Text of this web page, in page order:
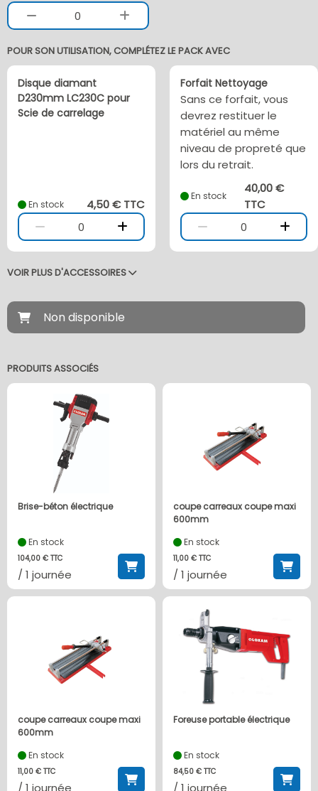
0
POUR SON UTILISATION, COMPLÉTEZ LE PACK AVEC
Disque diamant
D230mm LC230C pour
Scie de carrelage
En stock
4,50 € TTC
0
Forfait Nettoyage
Sans ce forfait, vous
devrez restituer le
matériel au même
niveau de propreté que
lors du retrait.
En stock
40,00 €
TTC
0
VOIR PLUS D'ACCESSOIRES
Non disponible
PRODUITS ASSOCIÉS
Brise-béton électrique
En stock
104,00 € TTC
/ 1 journée
coupe carreaux coupe maxi
600mm
En stock
11,00 € TTC
/ 1 journée
coupe carreaux coupe maxi
600mm
En stock
11,00 € TTC
/ 1 journée
Foreuse portable électrique
En stock
84,50 € TTC
/ 1 journée